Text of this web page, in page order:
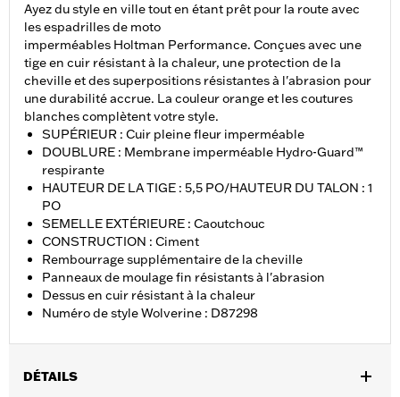
Ayez du style en ville tout en étant prêt pour la route avec
les espadrilles de moto
imperméables Holtman Performance. Conçues avec une
tige en cuir résistant à la chaleur, une protection de la
cheville et des superpositions résistantes à l'abrasion pour
une durabilité accrue. La couleur orange et les coutures
blanches complètent votre style.
SUPÉRIEUR : Cuir pleine fleur imperméable
DOUBLURE : Membrane imperméable Hydro-Guard™
respirante
HAUTEUR DE LA TIGE : 5,5 PO/HAUTEUR DU TALON : 1
PO
SEMELLE EXTÉRIEURE : Caoutchouc
CONSTRUCTION : Ciment
Rembourrage supplémentaire de la cheville
Panneaux de moulage fin résistants à l'abrasion
Dessus en cuir résistant à la chaleur
Numéro de style Wolverine : D87298
DÉTAILS